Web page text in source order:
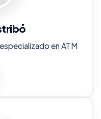
en ATM